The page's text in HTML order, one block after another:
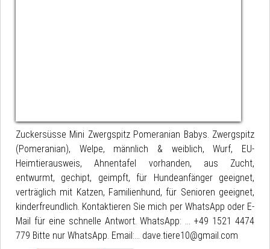
Zuckersüsse Mini Zwergspitz Pomeranian Babys. Zwergspitz
(Pomeranian), Welpe, männlich & weiblich, Wurf, EU-
Heimtierausweis, Ahnentafel vorhanden, aus Zucht,
entwurmt, gechipt, geimpft, für Hundeanfänger geeignet,
verträglich mit Katzen, Familienhund, für Senioren geeignet,
kinderfreundlich. Kontaktieren Sie mich per WhatsApp oder E-
Mail für eine schnelle Antwort. WhatsApp: ... +49 1521 4474
779 Bitte nur WhatsApp. Email:... dave.tiere10@gmail.com